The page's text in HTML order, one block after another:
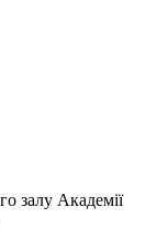
залу Академії